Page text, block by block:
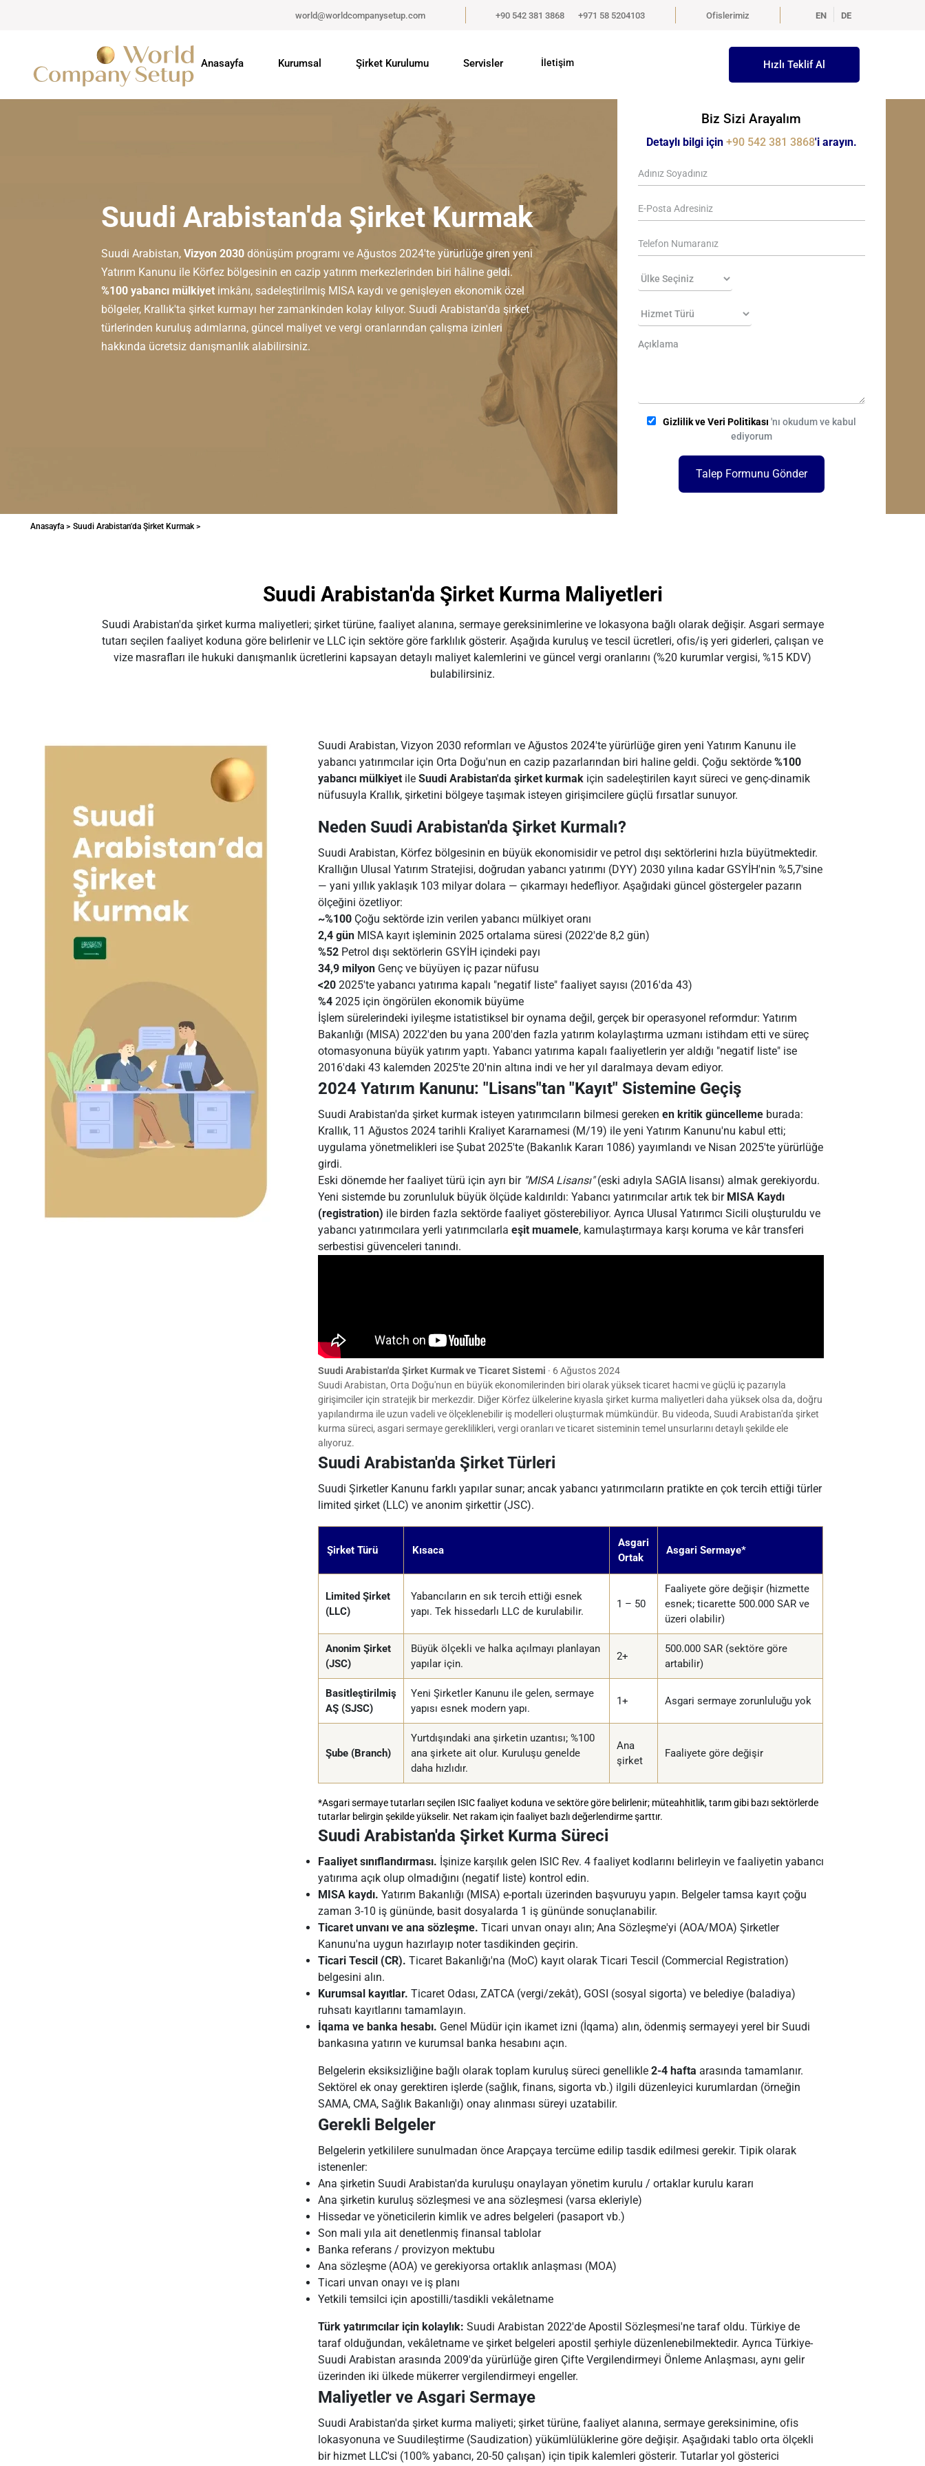
world@worldcompanysetup.com +90 542 381 3868 +971 58 5204103 Ofislerimiz EN DE
Anasayfa Kurumsal Şirket Kurulumu Servisler İletişim Hızlı Teklif Al
Suudi Arabistan'da Şirket Kurmak
Suudi Arabistan, Vizyon 2030dönüşüm programı ve Ağustos 2024'te yürürlüğe giren yeni
Yatırım Kanunu ile Körfez bölgesinin en cazip yatırım merkezlerinden biri hâline geldi.
%100 yabancı mülkiyetimkânı, sadeleştirilmiş MISA kaydı ve genişleyen ekonomik özel
bölgeler, Krallık'ta şirket kurmayı her zamankinden kolay kılıyor. Suudi Arabistan'da şirket
türlerinden kuruluş adımlarına, güncel maliyet ve vergi oranlarından çalışma izinleri
hakkında ücretsiz danışmanlık alabilirsiniz.
Biz Sizi Arayalım
Detaylı bilgi için +90 542 381 3868'i arayın.
Gizlilik ve Veri Politikası 'nı okudum ve kabul
ediyorum
Talep Formunu Gönder
Anasayfa > Suudi Arabistan'da Şirket Kurmak >
Suudi Arabistan'da Şirket Kurma Maliyetleri
Suudi Arabistan'da şirket kurma maliyetleri; şirket türüne, faaliyet alanına, sermaye gereksinimlerine ve lokasyona bağlı olarak değişir. Asgari sermaye
tutarı seçilen faaliyet koduna göre belirlenir ve LLC için sektöre göre farklılık gösterir. Aşağıda kuruluş ve tescil ücretleri, ofis/iş yeri giderleri, çalışan ve
vize masrafları ile hukuki danışmanlık ücretlerini kapsayan detaylı maliyet kalemlerini ve güncel vergi oranlarını (%20 kurumlar vergisi, %15 KDV)
bulabilirsiniz.
Suudi Arabistan, Vizyon 2030 reformları ve Ağustos 2024'te yürürlüğe giren yeni Yatırım Kanunu ile
yabancı yatırımcılar için Orta Doğu'nun en cazip pazarlarından biri haline geldi. Çoğu sektörde %100
yabancı mülkiyet ileSuudi Arabistan'da şirket kurmakiçin sadeleştirilen kayıt süreci ve genç-dinamik
nüfusuyla Krallık, şirketini bölgeye taşımak isteyen girişimcilere güçlü fırsatlar sunuyor.
Neden Suudi Arabistan'da Şirket Kurmalı?
Suudi Arabistan, Körfez bölgesinin en büyük ekonomisidir ve petrol dışı sektörlerini hızla büyütmektedir.
Krallığın Ulusal Yatırım Stratejisi, doğrudan yabancı yatırımı (DYY) 2030 yılına kadar GSYİH'nin %5,7'sine
— yani yıllık yaklaşık 103 milyar dolara — çıkarmayı hedefliyor. Aşağıdaki güncel göstergeler pazarın
ölçeğini özetliyor:
~%100 Çoğu sektörde izin verilen yabancı mülkiyet oranı
2,4 gün MISA kayıt işleminin 2025 ortalama süresi (2022'de 8,2 gün)
%52 Petrol dışı sektörlerin GSYİH içindeki payı
34,9 milyon Genç ve büyüyen iç pazar nüfusu
<20 2025'te yabancı yatırıma kapalı "negatif liste" faaliyet sayısı (2016'da 43)
%4 2025 için öngörülen ekonomik büyüme
İşlem sürelerindeki iyileşme istatistiksel bir oynama değil, gerçek bir operasyonel reformdur: Yatırım
Bakanlığı (MISA) 2022'den bu yana 200'den fazla yatırım kolaylaştırma uzmanı istihdam etti ve süreç
otomasyonuna büyük yatırım yaptı. Yabancı yatırıma kapalı faaliyetlerin yer aldığı "negatif liste" ise
2016'daki 43 kalemden 2025'te 20'nin altına indi ve her yıl daralmaya devam ediyor.
2024 Yatırım Kanunu: "Lisans"tan "Kayıt" Sistemine Geçiş
Suudi Arabistan'da şirket kurmak isteyen yatırımcıların bilmesi gereken en kritik güncellemeburada:
Krallık, 11 Ağustos 2024 tarihli Kraliyet Kararnamesi (M/19) ile yeni Yatırım Kanunu'nu kabul etti;
uygulama yönetmelikleri ise Şubat 2025'te (Bakanlık Kararı 1086) yayımlandı ve Nisan 2025'te yürürlüğe
girdi.
Eski dönemde her faaliyet türü için ayrı bir "MISA Lisansı"(eski adıyla SAGIA lisansı) almak gerekiyordu.
Yeni sistemde bu zorunluluk büyük ölçüde kaldırıldı: Yabancı yatırımcılar artık tek bir MISA Kaydı
(registration) ile birden fazla sektörde faaliyet gösterebiliyor. Ayrıca Ulusal Yatırımcı Sicili oluşturuldu ve
yabancı yatırımcılara yerli yatırımcılarla eşit muamele, kamulaştırmaya karşı koruma ve kâr transferi
serbestisi güvenceleri tanındı.
Suudi Arabistan'da Şirket Kurmak ve Ticaret Sistemi · 6 Ağustos 2024
Suudi Arabistan, Orta Doğu'nun en büyük ekonomilerinden biri olarak yüksek ticaret hacmi ve güçlü iç pazarıyla
girişimciler için stratejik bir merkezdir. Diğer Körfez ülkelerine kıyasla şirket kurma maliyetleri daha yüksek olsa da, doğru
yapılandırma ile uzun vadeli ve ölçeklenebilir iş modelleri oluşturmak mümkündür. Bu videoda, Suudi Arabistan'da şirket
kurma süreci, asgari sermaye gereklilikleri, vergi oranları ve ticaret sisteminin temel unsurlarını detaylı şekilde ele
alıyoruz.
Suudi Arabistan'da Şirket Türleri
Suudi Şirketler Kanunu farklı yapılar sunar; ancak yabancı yatırımcıların pratikte en çok tercih ettiği türler
limited şirket (LLC) ve anonim şirkettir (JSC).
Şirket Türü Kısaca
Asgari
Ortak
Asgari Sermaye*
Limited Şirket
(LLC)
Yabancıların en sık tercih ettiği esnek
yapı. Tek hissedarlı LLC de kurulabilir.
1 – 50
Faaliyete göre değişir (hizmette
esnek; ticarette 500.000 SAR ve
üzeri olabilir)
Anonim Şirket
(JSC)
Büyük ölçekli ve halka açılmayı planlayan
yapılar için.
2+
500.000 SAR (sektöre göre
artabilir)
Basitleştirilmiş
AŞ (SJSC)
Yeni Şirketler Kanunu ile gelen, sermaye
yapısı esnek modern yapı.
1+ Asgari sermaye zorunluluğu yok
Şube (Branch)
Yurtdışındaki ana şirketin uzantısı; %100
ana şirkete ait olur. Kuruluşu genelde
daha hızlıdır.
Ana
şirket
Faaliyete göre değişir
*Asgari sermaye tutarları seçilen ISIC faaliyet koduna ve sektöre göre belirlenir; müteahhitlik, tarım gibi bazı sektörlerde
tutarlar belirgin şekilde yükselir. Net rakam için faaliyet bazlı değerlendirme şarttır.
Suudi Arabistan'da Şirket Kurma Süreci
Faaliyet sınıflandırması. İşinize karşılık gelen ISIC Rev. 4 faaliyet kodlarını belirleyin ve faaliyetin yabancı
yatırıma açık olup olmadığını (negatif liste) kontrol edin.
MISA kaydı. Yatırım Bakanlığı (MISA) e-portalı üzerinden başvuruyu yapın. Belgeler tamsa kayıt çoğu
zaman 3-10 iş gününde, basit dosyalarda 1 iş gününde sonuçlanabilir.
Ticaret unvanı ve ana sözleşme. Ticari unvan onayı alın; Ana Sözleşme'yi (AOA/MOA) Şirketler
Kanunu'na uygun hazırlayıp noter tasdikinden geçirin.
Ticari Tescil (CR). Ticaret Bakanlığı'na (MoC) kayıt olarak Ticari Tescil (Commercial Registration)
belgesini alın.
Kurumsal kayıtlar. Ticaret Odası, ZATCA (vergi/zekât), GOSI (sosyal sigorta) ve belediye (baladiya)
ruhsatı kayıtlarını tamamlayın.
İqama ve banka hesabı. Genel Müdür için ikamet izni (İqama) alın, ödenmiş sermayeyi yerel bir Suudi
bankasına yatırın ve kurumsal banka hesabını açın.
Belgelerin eksiksizliğine bağlı olarak toplam kuruluş süreci genellikle 2-4 hafta arasında tamamlanır.
Sektörel ek onay gerektiren işlerde (sağlık, finans, sigorta vb.) ilgili düzenleyici kurumlardan (örneğin
SAMA, CMA, Sağlık Bakanlığı) onay alınması süreyi uzatabilir.
Gerekli Belgeler
Belgelerin yetkililere sunulmadan önce Arapçaya tercüme edilip tasdik edilmesi gerekir. Tipik olarak
istenenler:
Ana şirketin Suudi Arabistan'da kuruluşu onaylayan yönetim kurulu / ortaklar kurulu kararı
Ana şirketin kuruluş sözleşmesi ve ana sözleşmesi (varsa ekleriyle)
Hissedar ve yöneticilerin kimlik ve adres belgeleri (pasaport vb.)
Son mali yıla ait denetlenmiş finansal tablolar
Banka referans / provizyon mektubu
Ana sözleşme (AOA) ve gerekiyorsa ortaklık anlaşması (MOA)
Ticari unvan onayı ve iş planı
Yetkili temsilci için apostilli/tasdikli vekâletname
Türk yatırımcılar için kolaylık: Suudi Arabistan 2022'de Apostil Sözleşmesi'ne taraf oldu. Türkiye de
taraf olduğundan, vekâletname ve şirket belgeleri apostil şerhiyle düzenlenebilmektedir. Ayrıca Türkiye-
Suudi Arabistan arasında 2009'da yürürlüğe giren Çifte Vergilendirmeyi Önleme Anlaşması, aynı gelir
üzerinden iki ülkede mükerrer vergilendirmeyi engeller.
Maliyetler ve Asgari Sermaye
Suudi Arabistan'da şirket kurma maliyeti; şirket türüne, faaliyet alanına, sermaye gereksinimine, ofis
lokasyonuna ve Suudileştirme (Saudization) yükümlülüklerine göre değişir. Aşağıdaki tablo orta ölçekli
bir hizmet LLC'si (100% yabancı, 20-50 çalışan) için tipik kalemleri gösterir. Tutarlar yol gösterici